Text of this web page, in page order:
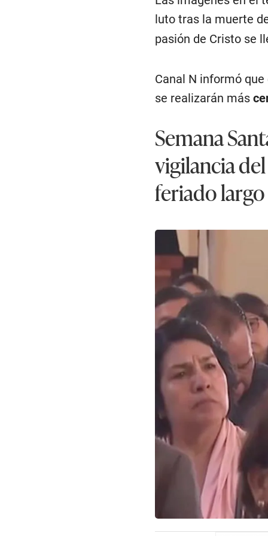
c
n
o
l
u
m
%
luto tras la muerte
pasión de Cristo se
Canal N informó
se realizarán más
Semana
vigilancia
feriado largo